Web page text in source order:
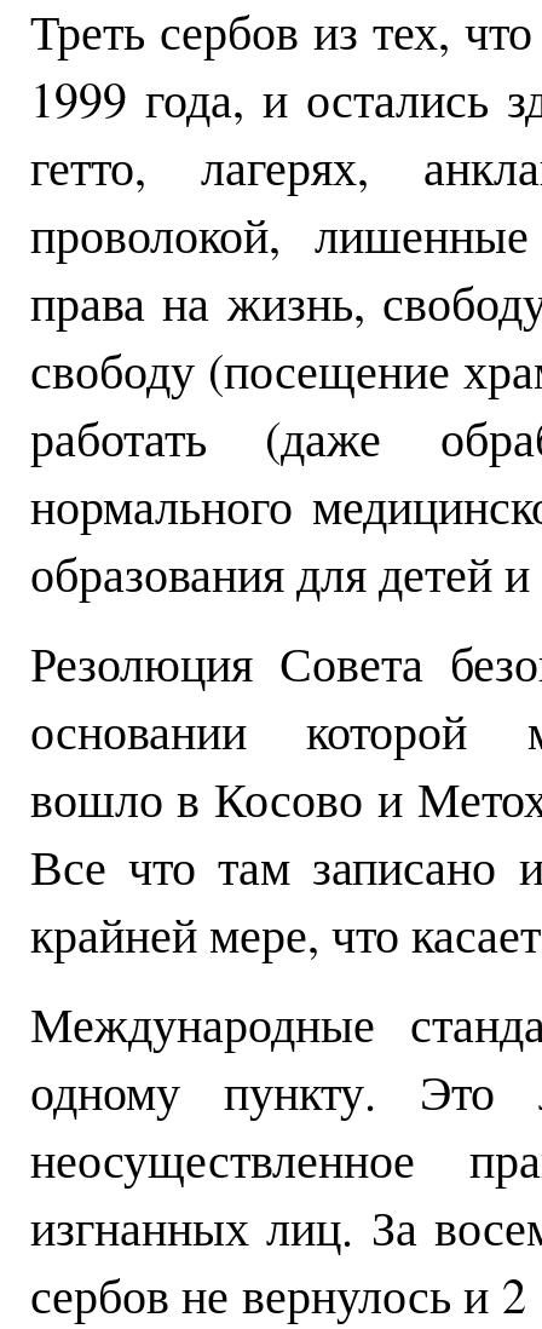
Треть сербов из тех,
1999 года, и остались
гетто, лагерях,
проволокой,
права на жизнь,
свободу (посещение
работать (даже
нормального
образования для детей
Резолюция Совета
основании которой
вошло в Косово и
Все что там записано
крайней мере, что
Международные
одному пункту. Это
неосуществленное
изгнанных лиц. За
сербов не вернулось и